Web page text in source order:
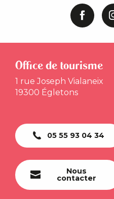
Office de tourisme
1 rue Joseph Vialaneix
19300 Égletons
05 55 93 04 34
Nous
contacter